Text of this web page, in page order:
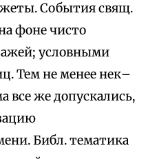
События свящ.
фоне чисто
условными
Тем не менее нек–
все же допускались,
Библ. тематика